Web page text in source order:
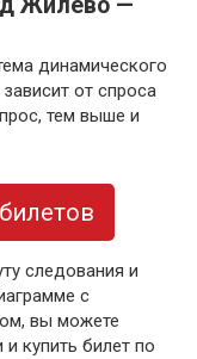
динамического
от спроса
тем выше и
следования и
с
вы можете
купить билет по